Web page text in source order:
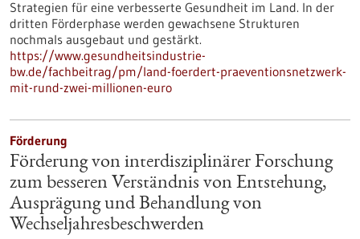
Strategien für eine verbesserte Gesundheit im Land. In der
dritten Förderphase werden gewachsene Strukturen
nochmals ausgebaut und gestärkt.
https://www.gesundheitsindustrie-
bw.de/fachbeitrag/pm/land-foerdert-praeventionsnetzwerk-
mit-rund-zwei-millionen-euro
Förderung
Förderung von interdisziplinärer Forschung
zum besseren Verständnis von Entstehung,
Ausprägung und Behandlung von
Wechseljahresbeschwerden